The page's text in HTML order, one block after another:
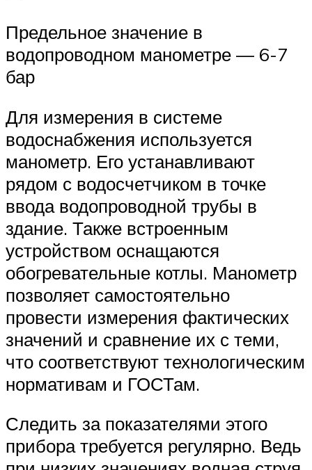
Предельное значение в
водопроводном манометре — 6-7
бар
Для измерения в системе
водоснабжения используется
манометр. Его устанавливают
рядом с водосчетчиком в точке
ввода водопроводной трубы в
здание. Также встроенным
устройством оснащаются
обогревательные котлы. Манометр
позволяет самостоятельно
провести измерения фактических
значений и сравнение их с теми,
что соответствуют технологическим
нормативам и ГОСТам.
Следить за показателями этого
прибора требуется регулярно. Ведь